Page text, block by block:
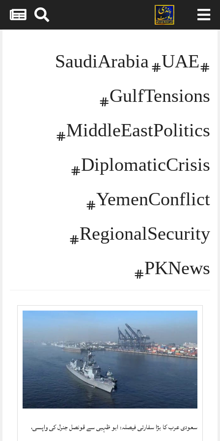
#SaudiArabia #UAE
#GulfTensions
#MiddleEastPolitics
#DiplomaticCrisis
#YemenConflict
#RegionalSecurity
#PKNews
سعودی عرب کا بڑا سفارتی فیصلہ: ابو ظہبی سے قونصل جنرل کی واپسی،